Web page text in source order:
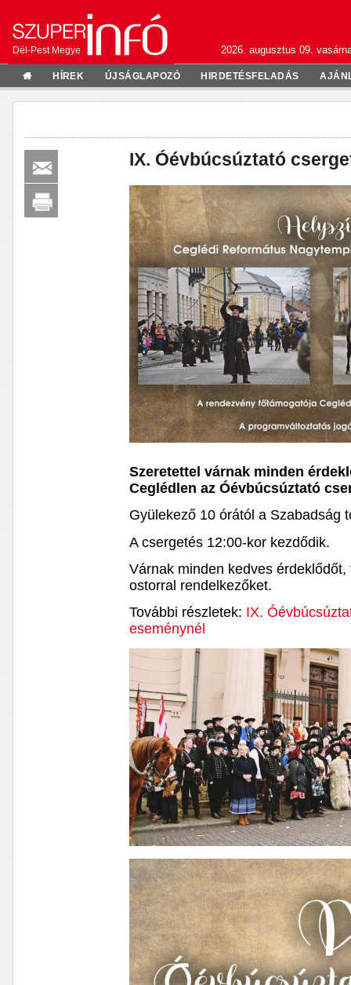
Dél-Pest Megye 2026. augusztus 09.
HÍREK ÚJSÁGLAPOZÓ HIRDETÉSFELADÁS
IX. Óévbúcsúztató
Szeretettel várnak minden
Ceglédlen az Óévbúcsúztató
Gyülekező 10 órától a Szabadság
A csergetés 12:00-kor kezdődik.
Várnak minden kedves
ostorral rendelkezőket.
További részletek: IX.
eseménynél